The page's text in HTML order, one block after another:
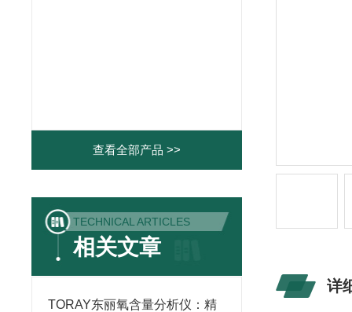
查看全部产品 >>
TECHNICAL ARTICLES
相关文章
TORAY东丽氧含量分析仪：精
详